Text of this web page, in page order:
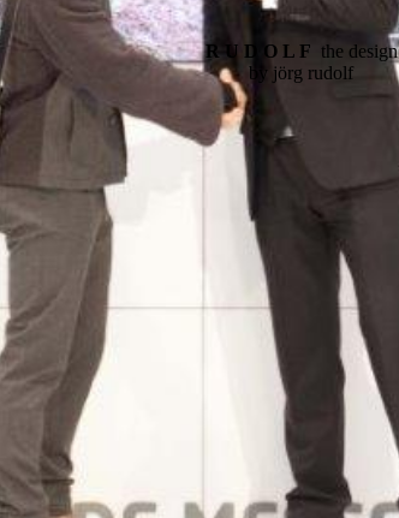
R U D O L F the design
by jörg rudolf